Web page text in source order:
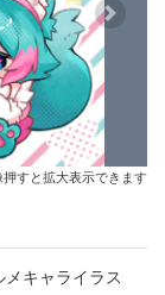
Next
すと拡大表示できます
キャライラス